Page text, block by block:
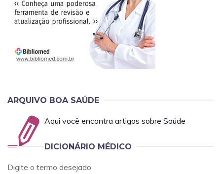
ARQUIVO BOA SAÚDE
Aqui você encontra artigos sobre Saúde
DICIONÁRIO MÉDICO
Digite o termo desejado